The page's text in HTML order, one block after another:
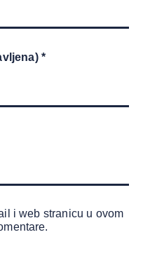
*
i web stranicu u ovom